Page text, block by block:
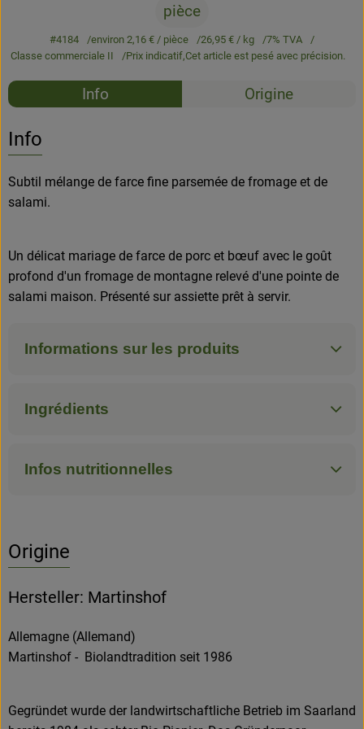
pièce
#4184 environ 2,16 € / pièce 26,95 € / kg
7% TVA
Classe commerciale II
Prix indicatif,Cet article est pesé avec précision.
Recettes
Info Origine
Info
Subtil mélange de farce fine parsemée de fromage et de
salami.
Un délicat mariage de farce de porc et bœuf avec le goût
profond d'un fromage de montagne relevé d'une pointe de
salami maison. Présenté sur assiette prêt à servir.
Informations sur les produits
Ingrédients
Infos nutritionnelles
Origine
Hersteller: Martinshof
Allemagne (Allemand)
Martinshof - Biolandtradition seit 1986
Gegründet wurde der landwirtschaftliche Betrieb im Saarland